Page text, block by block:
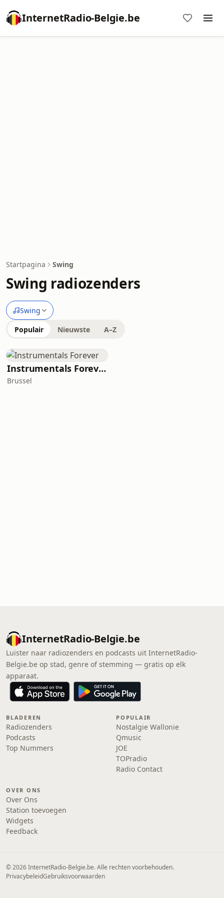
InternetRadio-Belgie.be
Startpagina Swing
Swing radiozenders
Swing
Populair Nieuwste A–Z
Instrumentals Forever
Brussel
InternetRadio-Belgie.be
Luister naar radiozenders en podcasts uit InternetRadio-
Belgie.be op stad, genre of stemming — gratis op elk
apparaat.
BLADEREN
Radiozenders
Podcasts
Top Nummers
POPULAIR
Nostalgie Wallonie
Qmusic
JOE
TOPradio
Radio Contact
OVER ONS
Over Ons
Station toevoegen
Widgets
Feedback
© 2026 InternetRadio-Belgie.be. Alle rechten voorbehouden.
PrivacybeleidGebruiksvoorwaarden